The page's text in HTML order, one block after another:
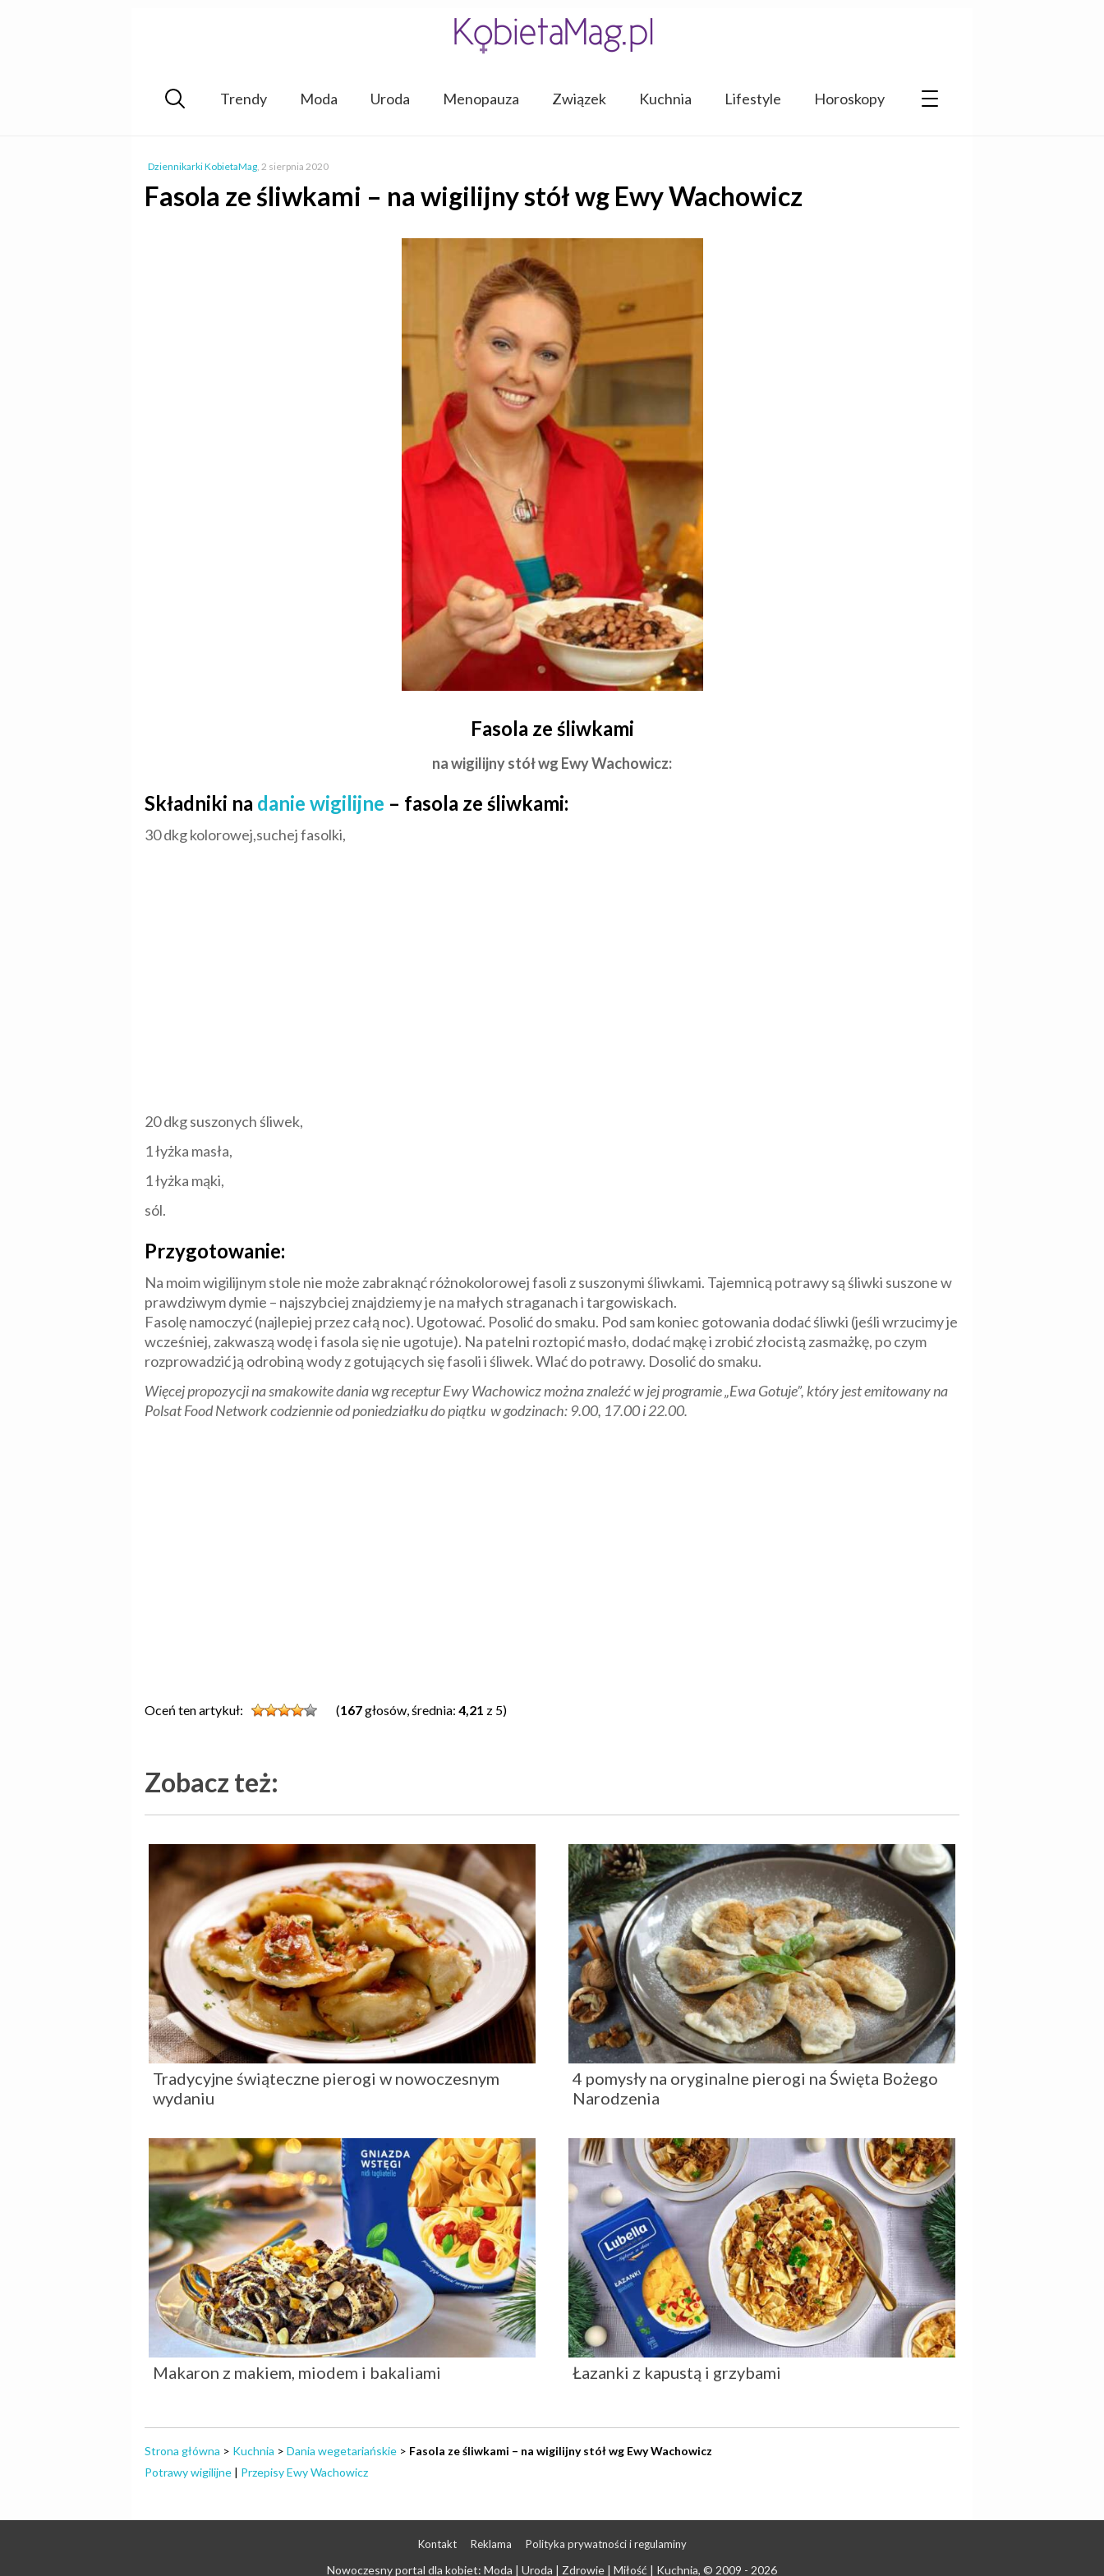
Trendy Moda Uroda Menopauza Związek Kuchnia Lifestyle Horoskopy
Dziennikarki KobietaMag, 2 sierpnia 2020
Fasola ze śliwkami – na wigilijny stół wg Ewy Wachowicz
Fasola ze śliwkami
na wigilijny stół wg Ewy Wachowicz:
Składniki na danie wigilijne – fasola ze śliwkami:
30 dkg kolorowej,suchej fasolki,
20 dkg suszonych śliwek,
1 łyżka masła,
1 łyżka mąki,
sól.
Przygotowanie:
Na moim wigilijnym stole nie może zabraknąć różnokolorowej fasoli z suszonymi śliwkami. Tajemnicą potrawy są śliwki suszone w
prawdziwym dymie – najszybciej znajdziemy je na małych straganach i targowiskach.
Fasolę namoczyć (najlepiej przez całą noc). Ugotować. Posolić do smaku. Pod sam koniec gotowania dodać śliwki (jeśli wrzucimy je
wcześniej, zakwaszą wodę i fasola się nie ugotuje). Na patelni roztopić masło, dodać mąkę i zrobić złocistą zasmażkę, po czym
rozprowadzić ją odrobiną wody z gotujących się fasoli i śliwek. Wlać do potrawy. Dosolić do smaku.
Więcej propozycji na smakowite dania wg receptur Ewy Wachowicz można znaleźć w jej programie „Ewa Gotuje”, który jest emitowany na
Polsat Food Network codziennie od poniedziałku do piątku w godzinach: 9.00, 17.00 i 22.00.
Oceń ten artykuł: (167głosów, średnia: 4,21 z 5)
Zobacz też:
Tradycyjne świąteczne pierogi w nowoczesnym
wydaniu
4 pomysły na oryginalne pierogi na Święta Bożego
Narodzenia
Makaron z makiem, miodem i bakaliami Łazanki z kapustą i grzybami
Strona główna > Kuchnia > Dania wegetariańskie > Fasola ze śliwkami – na wigilijny stół wg Ewy Wachowicz
Potrawy wigilijne | Przepisy Ewy Wachowicz
Kontakt Reklama Polityka prywatności i regulaminy
Nowoczesny portal dla kobiet: Moda | Uroda | Zdrowie | Miłość | Kuchnia, © 2009 - 2026